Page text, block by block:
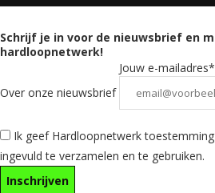
Schrijf je in voor de nieuwsbrief en
hardloopnetwerk!
Over onze nieuwsbrief
Jouw e-mailadres*
Ik geef Hardloopnetwerk
ingevuld te verzamelen en te gebruiken.